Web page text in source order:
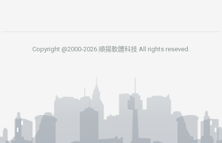
Copyright @2000-2026 順揚軟體科技 All rights reseved.